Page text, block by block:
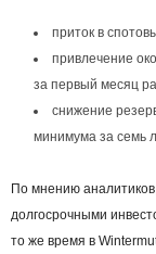
приток в
привлечение
за первый месяц
снижение
минимума за семь
По мнению
долгосрочными
то же время в